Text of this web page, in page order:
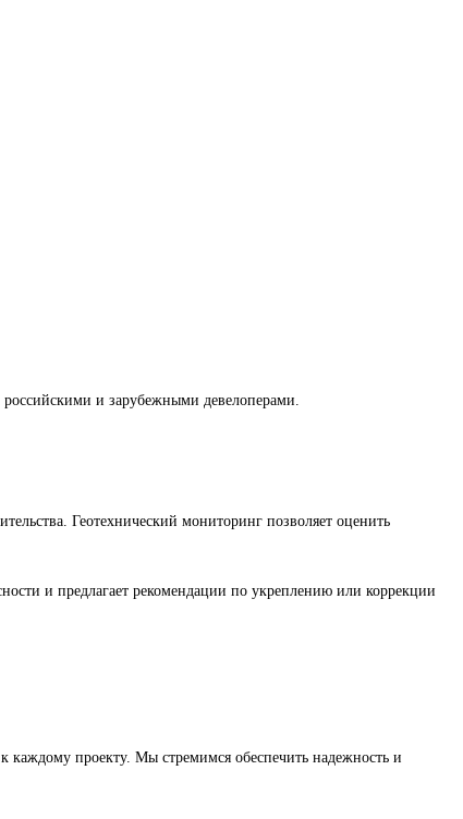
и зарубежными девелоперами.
Геотехнический мониторинг позволяет оценить
и предлагает рекомендации по укреплению или коррекции
проекту. Мы стремимся обеспечить надежность и